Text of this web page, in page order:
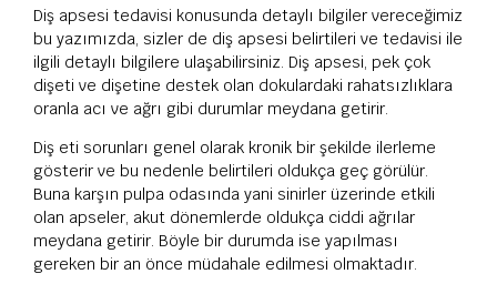
Diş apsesi tedavisi konusunda detaylı bilgiler vereceğimiz
bu yazımızda, sizler de diş apsesi belirtileri ve tedavisi ile
ilgili detaylı bilgilere ulaşabilirsiniz. Diş apsesi, pek çok
dişeti ve dişetine destek olan dokulardaki rahatsızlıklara
oranla acı ve ağrı gibi durumlar meydana getirir.
Diş eti sorunları genel olarak kronik bir şekilde ilerleme
gösterir ve bu nedenle belirtileri oldukça geç görülür.
Buna karşın pulpa odasında yani sinirler üzerinde etkili
olan apseler, akut dönemlerde oldukça ciddi ağrılar
meydana getirir. Böyle bir durumda ise yapılması
gereken bir an önce müdahale edilmesi olmaktadır.